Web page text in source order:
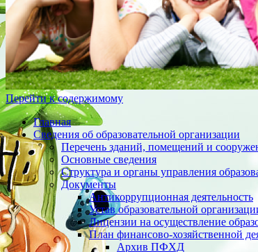
Перейти к содержимому
Главная
Сведения об образовательной организации
Перечень зданий, помещений и
Основные сведения
Структура и органы управления
Документы
Антикоррупционная деятельность
Устав образовательной
Лицензии на осуществление
План финансово-хозяйственной
Архив ПФХД